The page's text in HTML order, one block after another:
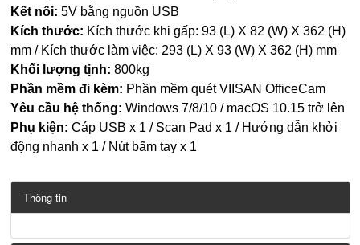
Kết nối: 5V bằng nguồn USB
Kích thước: Kích thước khi gấp: 93 (L) X 82 (W) X 362 (H)
mm / Kích thước làm việc: 293 (L) X 93 (W) X 362 (H) mm
Khối lượng tịnh: 800kg
Phần mềm đi kèm: Phần mềm quét VIISAN OfficeCam
Yêu cầu hệ thống: Windows 7/8/10 / macOS 10.15 trở lên
Phụ kiện: Cáp USB x 1 / Scan Pad x 1 / Hướng dẫn khởi
động nhanh x 1 / Nút bấm tay x 1
Thông tin